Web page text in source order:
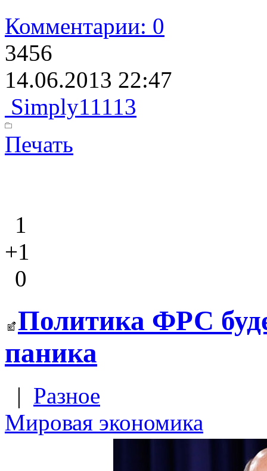
Комментарии: 0
3456
14.06.2013 22:47
Simply11113
Печать
1
+1
0
Политика ФРС
паника
| Разное
Мировая экономика